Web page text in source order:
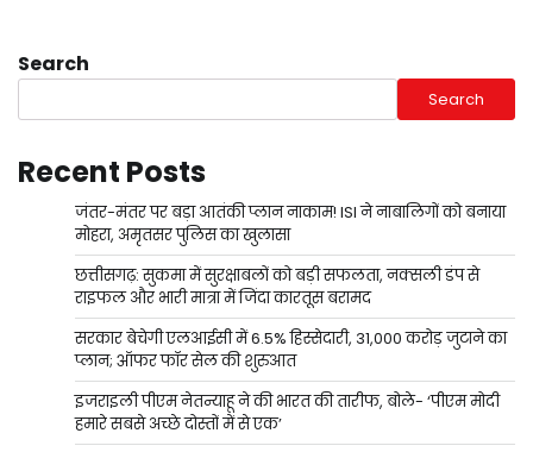
Search
Search
Recent Posts
जंतर-मंतर पर बड़ा आतंकी प्लान नाकाम! ISI ने नाबालिगों को बनाया
मोहरा, अमृतसर पुलिस का खुलासा
छत्तीसगढ़: सुकमा में सुरक्षाबलों को बड़ी सफलता, नक्सली डंप से
राइफल और भारी मात्रा में जिंदा कारतूस बरामद
सरकार बेचेगी एलआईसी में 6.5% हिस्सेदारी, 31,000 करोड़ जुटाने का
प्लान; ऑफर फॉर सेल की शुरुआत
इजराइली पीएम नेतन्याहू ने की भारत की तारीफ, बोले- ‘पीएम मोदी
हमारे सबसे अच्छे दोस्तों में से एक’